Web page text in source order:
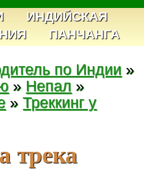
ИНДИЙСКАЯ
ПАНЧАНГА
по Индии »
» Непал »
»Треккинг у
трека